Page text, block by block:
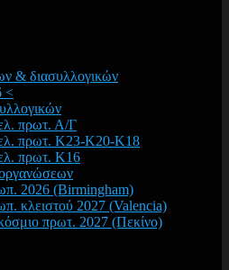
& διασυλλογικών
<
πρωτ. Α/Γ
πρωτ. Κ23-Κ20-Κ18
πρωτ. Κ16
2026 (Birmingham)
κλειστού 2027 (Valencia)
πρωτ. 2027 (Πεκίνο)